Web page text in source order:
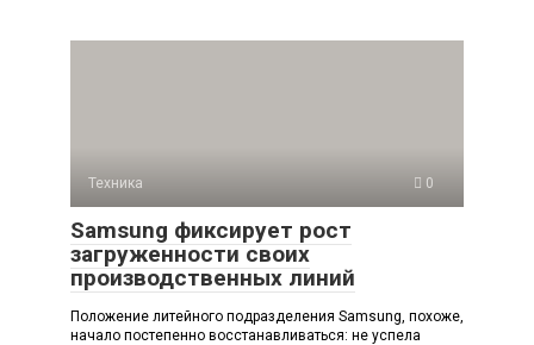
Техника 0
Samsung фиксирует рост
загруженности своих
производственных линий
Положение литейного подразделения Samsung, похоже,
начало постепенно восстанавливаться: не успела